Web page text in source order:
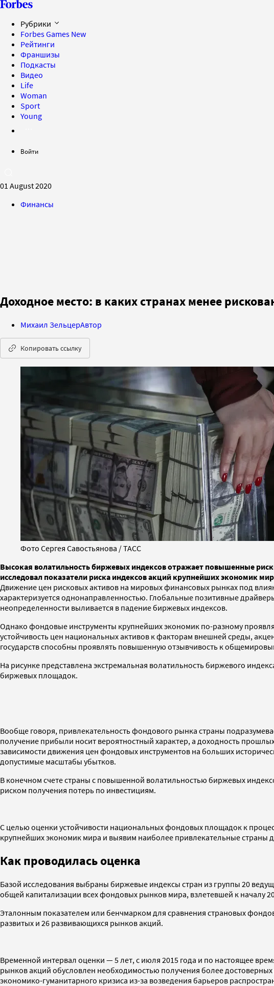
Рубрики
Forbes Games New
Рейтинги
Франшизы
Подкасты
Видео
Life
Woman
Sport
Young
Войти
01 August 2020
Финансы
Доходное место: в каких странах менее
Михаил ЗельцерАвтор
Копировать ссылку
Фото Сергея Савостьянова / ТАСС
Высокая волатильность биржевых индексов отражает повышенные
исследовал показатели риска индексов акций крупнейших экономик
Движение цен рисковых активов на мировых финансовых рынках под
характеризуется однонаправленностью. Глобальные позитивные
неопределенности выливается в падение биржевых индексов.
Однако фондовые инструменты крупнейших экономик по-разному
устойчивость цен национальных активов к факторам внешней среды,
государств способны проявлять повышенную отзывчивость к
На рисунке представлена экстремальная волатильность биржевого
биржевых площадок.
Вообще говоря, привлекательность фондового рынка страны
получение прибыли носит вероятностный характер, а доходность
зависимости движения цен фондовых инструментов на больших
допустимые масштабы убытков.
В конечном счете страны с повышенной волатильностью биржевых
риском получения потерь по инвестициям.
С целью оценки устойчивости национальных фондовых площадок к
крупнейших экономик мира и выявим наиболее привлекательные страны
Как проводилась оценка
Базой исследования выбраны биржевые индексы стран из группы 20
общей капитализации всех фондовых рынков мира, взлетевшей к началу
Эталонным показателем или бенчмарком для сравнения страновых
развитых и 26 развивающихся рынков акций.
Временной интервал оценки — 5 лет, с июля 2015 года и по настоящее
рынков акций обусловлен необходимостью получения более
экономико-гуманитарного кризиса из-за возведения барьеров